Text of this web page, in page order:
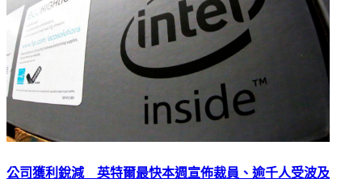
公司獲利銳減 英特爾最快本週宣佈裁員、逾千人受波及